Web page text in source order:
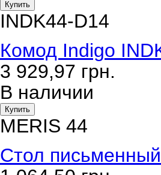
Купить
INDK44-D14
Комод Indigo
3 929,97 грн.
В наличии
Купить
MERIS 44
Стол